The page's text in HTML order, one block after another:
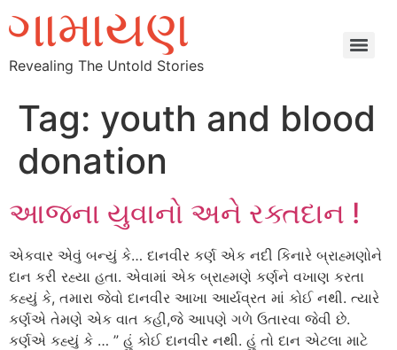
Revealing The Untold Stories
Tag: youth and blood
donation
આજના યુવાનો અને રક્તદાન !
એકવાર એવું બન્યું કે… દાનવીર કર્ણ એક નદી કિનારે બ્રાહ્મણોને
દાન કરી રહ્યા હતા. એવામાં એક બ્રાહ્મણે કર્ણને વખાણ કરતા
કહ્યું કે, તમારા જેવો દાનવીર આખા આર્યવ્રત માં કોઈ નથી. ત્યારે
કર્ણએ તેમણે એક વાત કહી,જે આપણે ગળે ઉતારવા જેવી છે.
કર્ણએ કહ્યું કે … ” હું કોઈ દાનવીર નથી. હું તો દાન એટલા માટે